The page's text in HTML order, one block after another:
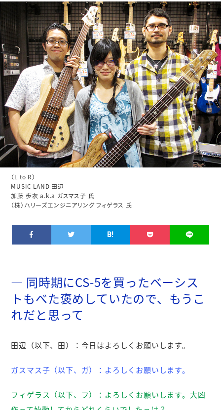
（L to R）
MUSIC LAND 田辺
加藤 歩衣 a.k.a ガスマス子 氏
（株）ハリーズエンジニアリング フィゲラス 氏
B!
同時期にCS-5を買ったベーシス
トもべた褒めしていたので、もうこ
れだと思って
田辺（以下、田）： 今日はよろしくお願いします。
ガスマス子（以下、ガ）： よろしくお願いします。
フィゲラス（以下、フ）： よろしくお願いします。大凶